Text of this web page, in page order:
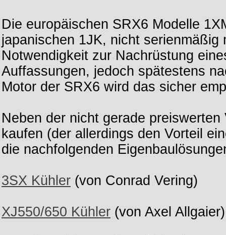
Die europäischen SRX6 Modelle
japanischen 1JK, nicht
Notwendigkeit zur Nachrüstung
Auffassungen, jedoch spätestens
Motor der SRX6 wird das sicher
Neben der nicht gerade
kaufen (der allerdings den Vorteil
die nachfolgenden
3SX Kühler (von Conrad Vering)
XJ550/650 Kühler (von Axel Allgaier)